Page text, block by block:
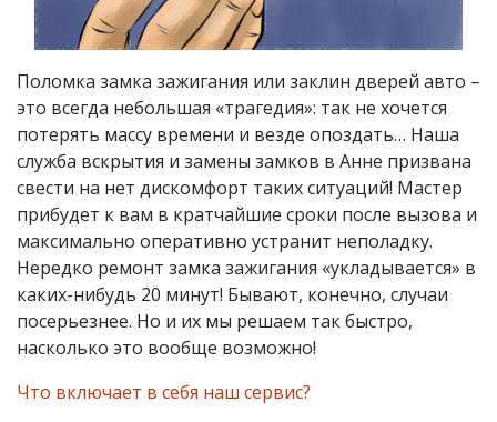
Поломка замка зажигания или заклин дверей авто –
это всегда небольшая «трагедия»: так не хочется
потерять массу времени и везде опоздать… Наша
служба вскрытия и замены замков в Анне призвана
свести на нет дискомфорт таких ситуаций! Мастер
прибудет к вам в кратчайшие сроки после вызова и
максимально оперативно устранит неполадку.
Нередко ремонт замка зажигания «укладывается» в
каких-нибудь 20 минут! Бывают, конечно, случаи
посерьезнее. Но и их мы решаем так быстро,
насколько это вообще возможно!
Что включает в себя наш сервис?